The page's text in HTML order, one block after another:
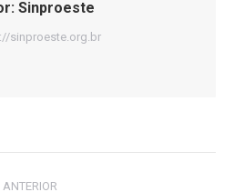
Sinproeste
sinproeste.org.br
ANTERIOR